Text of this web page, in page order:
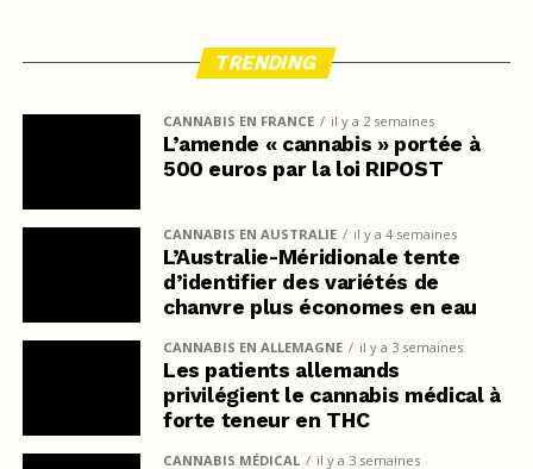
TRENDING
CANNABIS EN FRANCE il y a 2 semaines
L’amende « cannabis » portée à
500 euros par la loi RIPOST
CANNABIS EN AUSTRALIE il y a 4 semaines
L’Australie-Méridionale tente
d’identifier des variétés de
chanvre plus économes en eau
CANNABIS EN ALLEMAGNE il y a 3 semaines
Les patients allemands
privilégient le cannabis médical à
forte teneur en THC
CANNABIS MÉDICAL il y a 3 semaines